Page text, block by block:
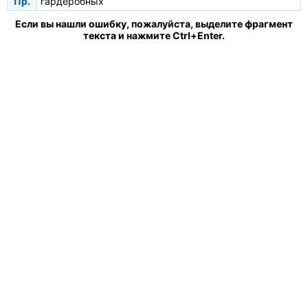
Если вы нашли ошибку, пожалуйста, выделите фрагмент
текста и нажмите Ctrl+Enter.